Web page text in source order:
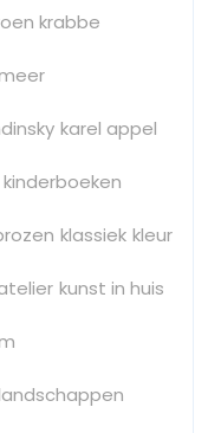
krabbe
karel appel
kinderboeken
klassiek kleur
kunst in huis